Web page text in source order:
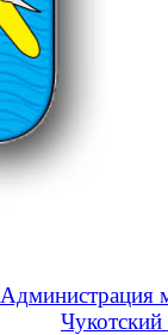
Администрация